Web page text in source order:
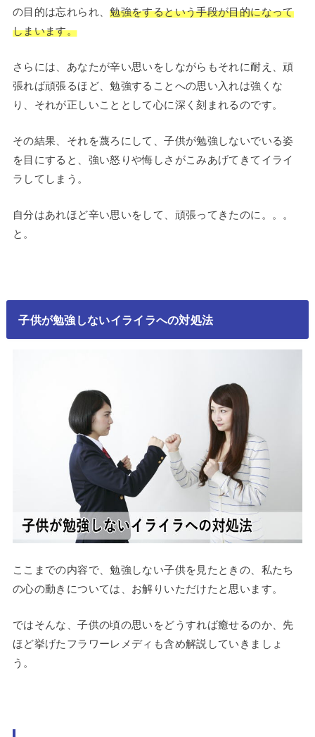
の目的は忘れられ、勉強をするという手段が目的になって
しまいます。
さらには、あなたが辛い思いをしながらもそれに耐え、頑
張れば頑張るほど、勉強することへの思い入れは強くな
り、それが正しいこととして心に深く刻まれるのです。
その結果、それを蔑ろにして、子供が勉強しないでいる姿
を目にすると、強い怒りや悔しさがこみあげてきてイライ
ラしてしまう。
自分はあれほど辛い思いをして、頑張ってきたのに。。。
と。
子供が勉強しないイライラへの対処法
ここまでの内容で、勉強しない子供を見たときの、私たち
の心の動きについては、お解りいただけたと思います。
ではそんな、子供の頃の思いをどうすれば癒せるのか、先
ほど挙げたフラワーレメディも含め解説していきましょ
う。